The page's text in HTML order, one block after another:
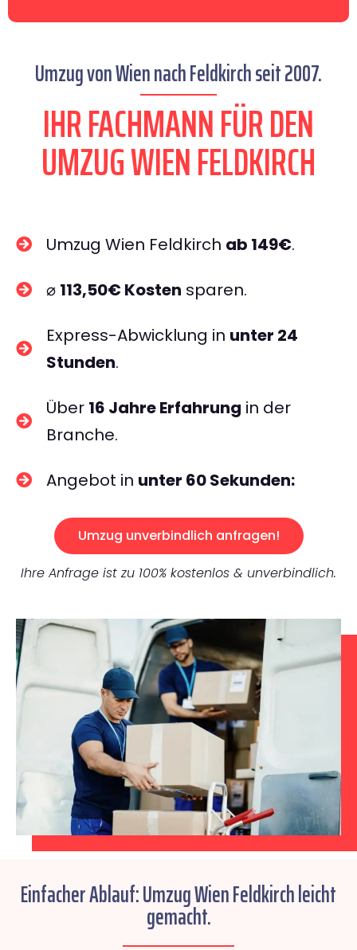
Umzug von Wien nach Feldkirch seit 2007.
IHR FACHMANN FÜR DEN
UMZUG WIEN FELDKIRCH
Umzug Wien Feldkirch ab 149€.
⌀ 113,50€ Kosten sparen.
Express-Abwicklung in unter 24
Stunden.
Über 16 Jahre Erfahrung in der
Branche.
Angebot in unter 60 Sekunden:
Umzug unverbindlich anfragen!
Ihre Anfrage ist zu 100% kostenlos & unverbindlich.
Einfacher Ablauf: Umzug Wien Feldkirch leicht
gemacht.